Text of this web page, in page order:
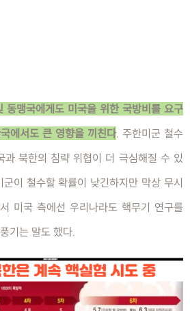
맹국에게도 미국을 위한 국방비를 요구
에서도 큰 영향을 끼친다. 주한미군 철수
과 북한의 침략 위협이 더 극심해질 수 있
이 철수할 확률이 낮긴하지만 막상 무시
미국 측에선 우리나라도 핵무기 연구를
기는 말도 했다.